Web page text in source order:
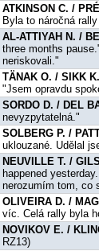
ATKINSON C. /
Byla to náročná
AL-ATTIYAH N. /
three months
neriskovali."
TÄNAK O. / SIKK K.
"Jsem opravdu
SORDO D. / DEL
nevyzpytatelná."
SOLBERG P. /
uklouzané. Udělal
NEUVILLE T. /
happened
nerozumím tom, co
OLIVEIRA D. /
víc. Celá rally byla
NOVIKOV E. /
RZ13)